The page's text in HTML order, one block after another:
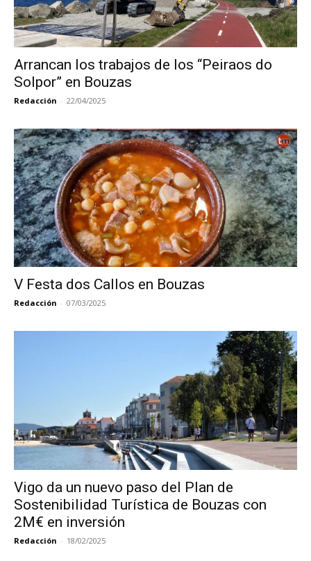
Arrancan los trabajos de los “Peiraos do
Solpor” en Bouzas
Redacción - 22/04/2025
V Festa dos Callos en Bouzas
Redacción - 07/03/2025
Vigo da un nuevo paso del Plan de
Sostenibilidad Turística de Bouzas con
2M€ en inversión
Redacción - 18/02/2025